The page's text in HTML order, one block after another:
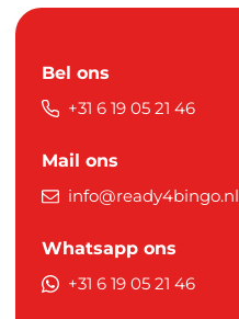
Bel ons
+31 6 19 05 21 46
Mail ons
info@ready4bingo.nl
Whatsapp ons
+31 6 19 05 21 46